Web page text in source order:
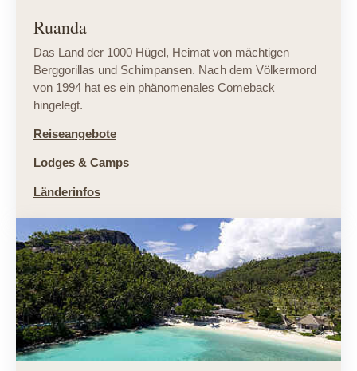
Ruanda
Das Land der 1000 Hügel, Heimat von mächtigen
Berggorillas und Schimpansen. Nach dem Völkermord
von 1994 hat es ein phänomenales Comeback
hingelegt.
Reiseangebote
Lodges & Camps
Länderinfos